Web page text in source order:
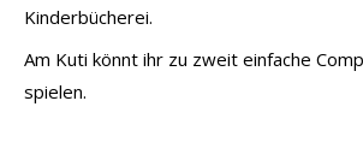
Kinderbücherei.
Am Kuti könnt ihr zu zweit einfache
spielen.